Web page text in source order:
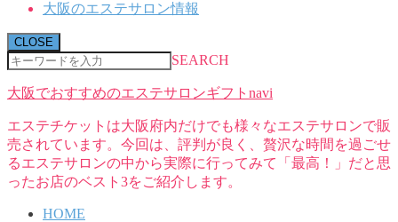
大阪のエステサロン情報
CLOSE
SEARCH
大阪でおすすめのエステサロンギフトnavi
エステチケットは大阪府内だけでも様々なエステサロンで販
売されています。今回は、評判が良く、贅沢な時間を過ごせ
るエステサロンの中から実際に行ってみて「最高！」だと思
ったお店のベスト3をご紹介します。
HOME